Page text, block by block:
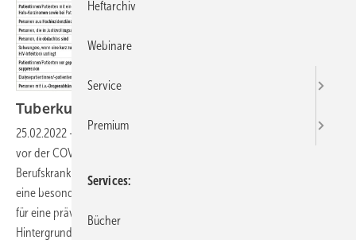
Tuberkulose in der betriebs­ärztlichen
25.02.2022 -
Arbeitsmedizinische Vorsorge Tuberkulose (TB) war
vor der COVID-19-Pandemie die häufigste infektionsbedingte
Berufskrankheit. Die arbeitsmedizinische Vorsorge auf TB spielt daher
eine besondere Rolle, um Beschäftigte mit einer frischen Infektion, die
für eine präventive Chemotherapie infrage kommen, zu identifizieren.
Hintergrundwissen und Vorgehen in der betriebsärztlichen Praxis
Heftarchiv
Webinare
Service
Premium
Services
Bücher